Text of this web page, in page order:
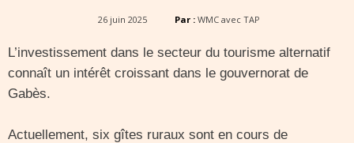
26 juin 2025 Par : WMC avec TAP
L’investissement dans le secteur du tourisme alternatif
connaît un intérêt croissant dans le gouvernorat de
Gabès.
Actuellement, six gîtes ruraux sont en cours de